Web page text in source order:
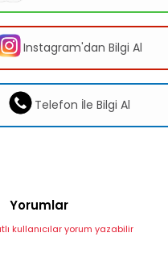
Instagram'dan Bilgi Al
Telefon İle Bilgi Al
Yorumlar
kullanıcılar yorum yazabilir